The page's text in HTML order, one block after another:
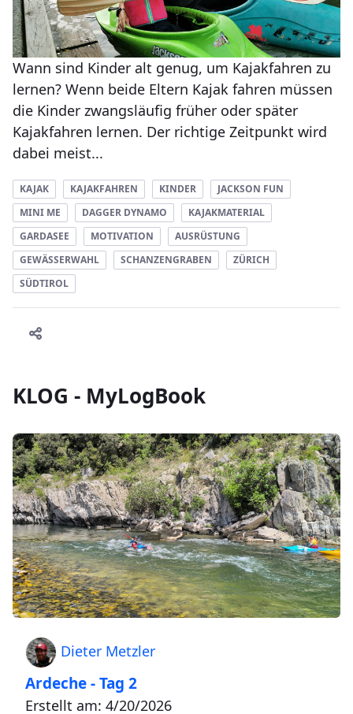
Wann sind Kinder alt genug, um Kajakfahren zu
lernen? Wenn beide Eltern Kajak fahren müssen
die Kinder zwangsläufig früher oder später
Kajakfahren lernen. Der richtige Zeitpunkt wird
dabei meist...
KAJAK KAJAKFAHREN KINDER
JACKSON FUN
MINI ME
DAGGER DYNAMO
KAJAKMATERIAL
GARDASEE
MOTIVATION
AUSRÜSTUNG
GEWÄSSERWAHL
SCHANZENGRABEN
ZÜRICH
SÜDTIROL
KLOG - MyLogBook
Dieter Metzler
Ardeche - Tag 2
Erstellt am: 4/20/2026